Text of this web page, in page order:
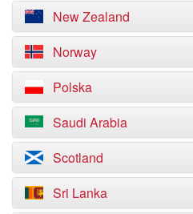
New Zealand
Norway
Polska
Saudi Arabia
Scotland
Sri Lanka